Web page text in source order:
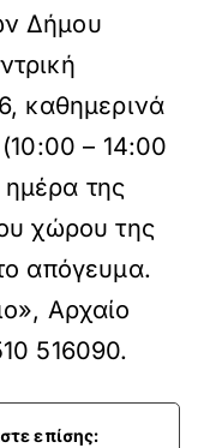
Δήμου
καθημερινά
– 14:00
ημέρα της
χώρου της
απόγευμα.
Αρχαίο
516090.
επίσης: